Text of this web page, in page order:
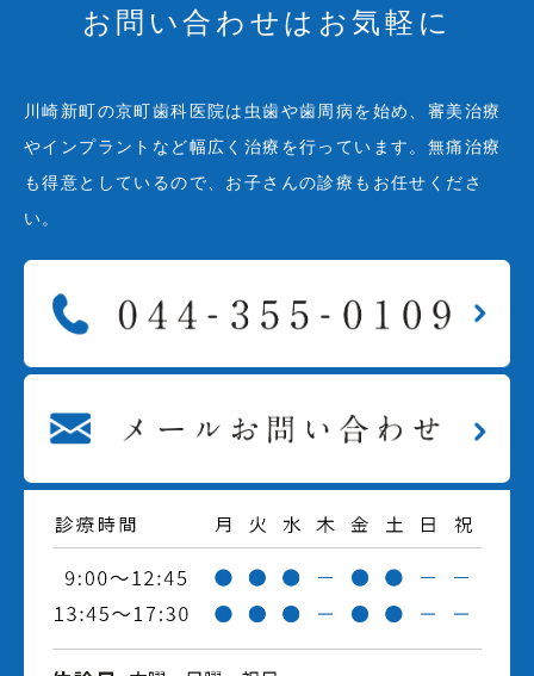
お問い合わせはお気軽に
川崎新町の京町歯科医院は虫歯や歯周病を始め、審美治療
やインプラントなど幅広く治療を行っています。無痛治療
も得意としているので、お子さんの診療もお任せくださ
い。